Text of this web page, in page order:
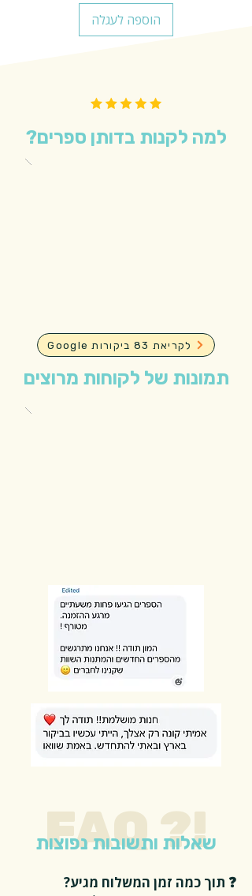
הוספה לעגלה
למה לקנות בדותן ספרים?
Google לקריאת 83 ביקורות
תמונות של לקוחות מרוצים
FAQ ?!
שאלות ותשובות נפוצות
❓ תוך כמה זמן המשלוח מגיע?